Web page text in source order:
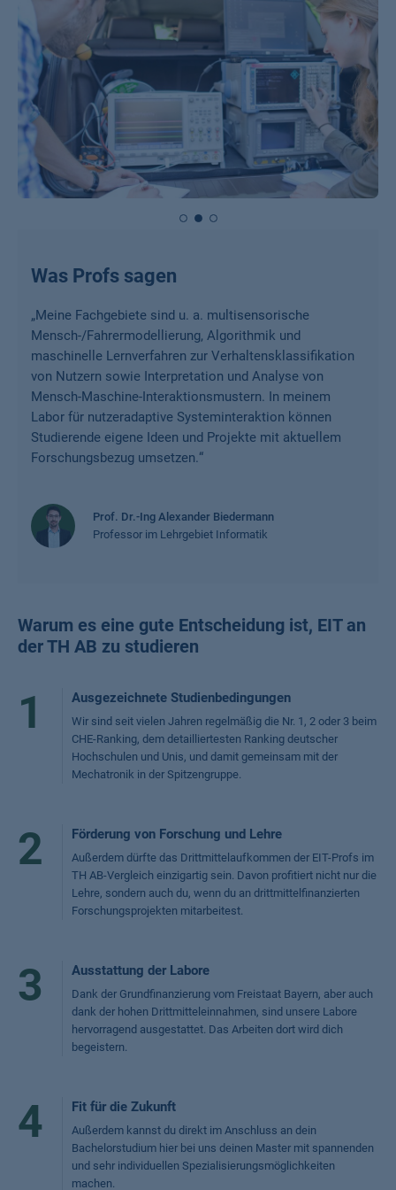
Prof. Dr.-Ing Alexander Biedermann
Professor im Lehrgebiet Informatik
Was Profs sagen
„Meine Fachgebiete sind u. a. multisensorische
Mensch-/Fahrermodellierung, Algorithmik und
maschinelle Lernverfahren zur Verhaltensklassifikation
von Nutzern sowie Interpretation und Analyse von
Mensch-Maschine-Interaktionsmustern. In meinem
Labor für nutzeradaptive Systeminteraktion können
Studierende eigene Ideen und Projekte mit aktuellem
Forschungsbezug umsetzen.“
Warum es eine gute Entscheidung ist, EIT an
der TH AB zu studieren
1 Ausgezeichnete Studienbedingungen
Wir sind seit vielen Jahren regelmäßig die Nr. 1, 2 oder 3 beim
CHE-Ranking, dem detailliertesten Ranking deutscher
Hochschulen und Unis, und damit gemeinsam mit der
Mechatronik in der Spitzengruppe.
2 Förderung von Forschung und Lehre
Außerdem dürfte das Drittmittelaufkommen der EIT-Profs im
TH AB-Vergleich einzigartig sein. Davon profitiert nicht nur die
Lehre, sondern auch du, wenn du an drittmittelfinanzierten
Forschungsprojekten mitarbeitest.
3 Ausstattung der Labore
Dank der Grundfinanzierung vom Freistaat Bayern, aber auch
dank der hohen Drittmitteleinnahmen, sind unsere Labore
hervorragend ausgestattet. Das Arbeiten dort wird dich
begeistern.
4 Fit für die Zukunft
Außerdem kannst du direkt im Anschluss an dein
Bachelorstudium hier bei uns deinen Master mit spannenden
und sehr individuellen Spezialisierungsmöglichkeiten
machen.